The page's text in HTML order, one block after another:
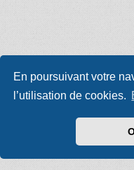
En poursuivant votre
l’utilisation de cookies.